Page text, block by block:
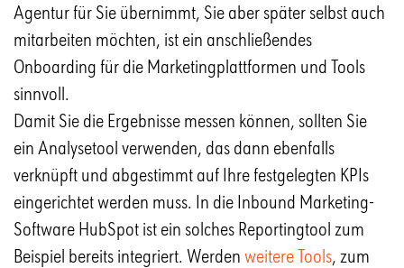
Agentur für Sie übernimmt, Sie aber später selbst auch
mitarbeiten möchten, ist ein anschließendes
Onboarding für die Marketingplattformen und Tools
sinnvoll.
Damit Sie die Ergebnisse messen können, sollten Sie
ein Analysetool verwenden, das dann ebenfalls
verknüpft und abgestimmt auf Ihre festgelegten KPIs
eingerichtet werden muss. In die Inbound Marketing-
Software HubSpot ist ein solches Reportingtool zum
Beispiel bereits integriert. Werden weitere Tools, zum